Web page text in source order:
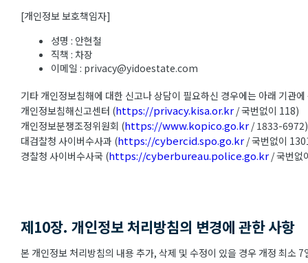
[개인정보 보호책임자]
성명 : 안현철
직책 : 차장
이메일 : privacy@yidoestate.com
기타 개인정보침해에 대한 신고나 상담이 필요하신 경우에는 아래 기관
개인정보침해신고센터 (https://privacy.kisa.or.kr / 국번없이 118)
개인정보분쟁조정위원회 (https://www.kopico.go.kr / 1833-6972)
대검찰청 사이버수사과 (https://cybercid.spo.go.kr / 국번없이
경찰청 사이버수사국 (https://cyberbureau.police.go.kr / 국번없
제10장. 개인정보 처리방침의 변경에 관한 사항
본 개인정보 처리방침의 내용 추가, 삭제 및 수정이 있을 경우 개정 최소